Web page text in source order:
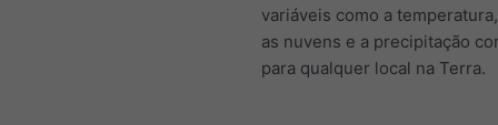
variáveis como a
as nuvens e a precipitação
para qualquer local na Terra.